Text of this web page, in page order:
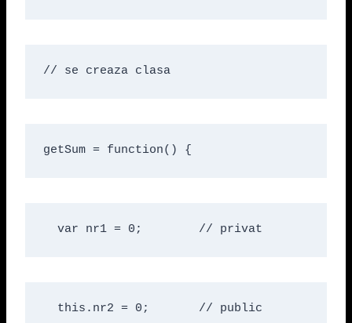
// se creaza clasa
getSum = function() {
var nr1 = 0;        // privat
this.nr2 = 0;       // public